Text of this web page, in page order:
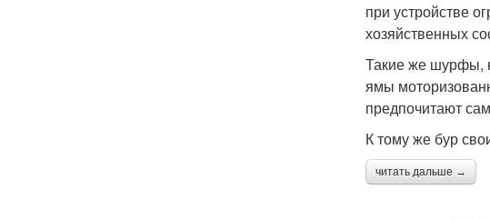
при устройстве
хозяйственных
Такие же шурфы,
ямы
предпочитают
К тому же бур
читать дальше →